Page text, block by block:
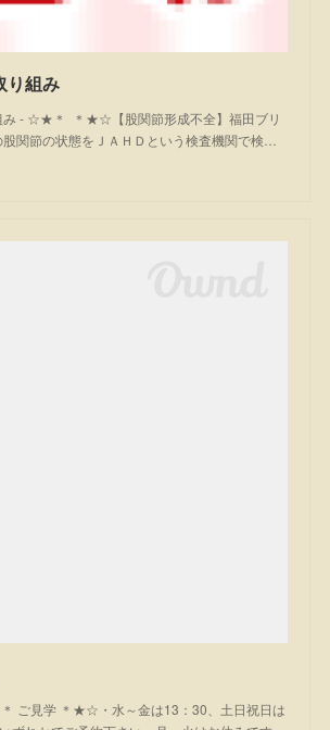
り組み
み - ☆★＊ ＊★☆【股関節形成不全】福田ブリ
関節の状態をＪＡＨＤという検査機関で検…
ご見学 ＊★☆・水～金は13：30、土日祝日は